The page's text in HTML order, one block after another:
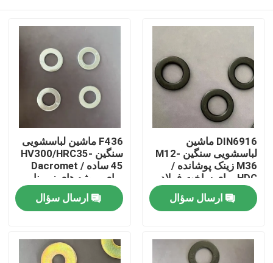
DIN6916 ماشین
لباسشویی سنگین M12-
M36 زینک پوشانده /
HDG برای ساخت فولاد
ارسال سؤال
F436 ماشین لباسشویی
سنگین HV300/HRC35-
45 ساده / Dacromet
برای پروژه های زیربنایی
ارسال سؤال